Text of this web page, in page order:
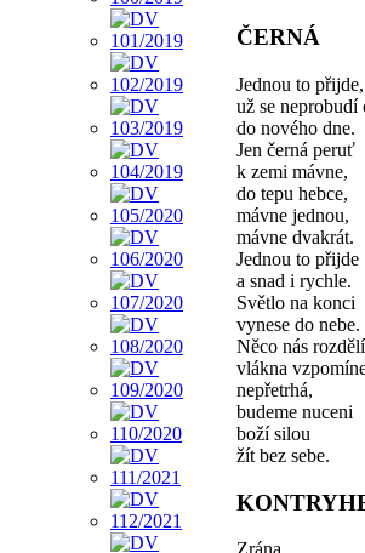
ČERNÁ
Jednou to přijde,
už se neprobudí
do nového dne.
Jen černá peruť
k zemi mávne,
do tepu hebce,
mávne jednou,
mávne dvakrát.
Jednou to přijde
a snad i rychle.
Světlo na konci
vynese do nebe.
Něco nás
vlákna
nepřetrhá,
budeme nuceni
boží silou
žít bez sebe.